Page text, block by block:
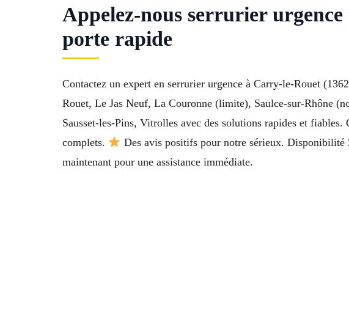
Appelez-nous serrurier
porte rapide
Contactez un expert en serrurier urgence à Carry-le-Rouet
Rouet, Le Jas Neuf, La Couronne (limite), Saulce-sur-Rhône
Sausset-les-Pins, Vitrolles avec des solutions rapides et
complets.
Des avis positifs pour notre sérieux.
maintenant pour une assistance immédiate.